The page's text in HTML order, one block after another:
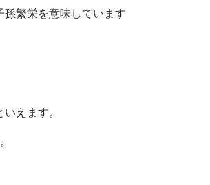
繁栄を意味しています
えます。